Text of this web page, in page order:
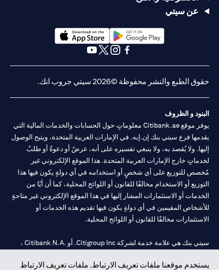
يستخدم موقعنا ملفات تعريف الارتباط. ملفات تعريف الارتباط
عن سيتي
(opens in a new tab)
حقوق الطبع والنشر محفوظة ©2026 سيتي جروب انك.
البنود و الظروف
يوفر موقع Citibank.ae معلوماتٍ حول الحسابات والخدمات المالية التي
يقدمها فرع سيتي بنك إن.إيه. في الإمارات العربية المتحدة، ويتيح الوصول
إليها. ولا يُقصد به، ولا ينبغي تفسيره على أنه، عرضٌ أو دعوةٌ أو طلبٌ
لخدماتٍ خارج الإمارات العربية المتحدة. هذا الموقع الإلكتروني غير
مُخصص للتوزيع على أي شخصٍ أو استخدامه في أي دولةٍ يكون فيها هذا
التوزيع أو الاستخدام مخالفًا للقانون أو اللوائح المحلية، كما أن أيًا من
الخدمات أو الاستثمارات المشار إليها في هذا الموقع الإلكتروني غير متاحةٍ
للأشخاص المقيمين في أي دولةٍ يكون فيها تقديم هذه الخدمات أو
الاستثمارات مخالفًا للقانون أو اللوائح المحلية.
سيتي بنك هي علامة خدمة لشركة Citigroup Inc. أو .Citibank N.A ،